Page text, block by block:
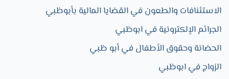
الاستئنافات والطعون في القضايا المالية بأبوظبي
الجرائم الإلكترونية في ابوظبي
الحضانة وحقوق الأطفال في أبو ظبي
الزواج في ابوظبي​